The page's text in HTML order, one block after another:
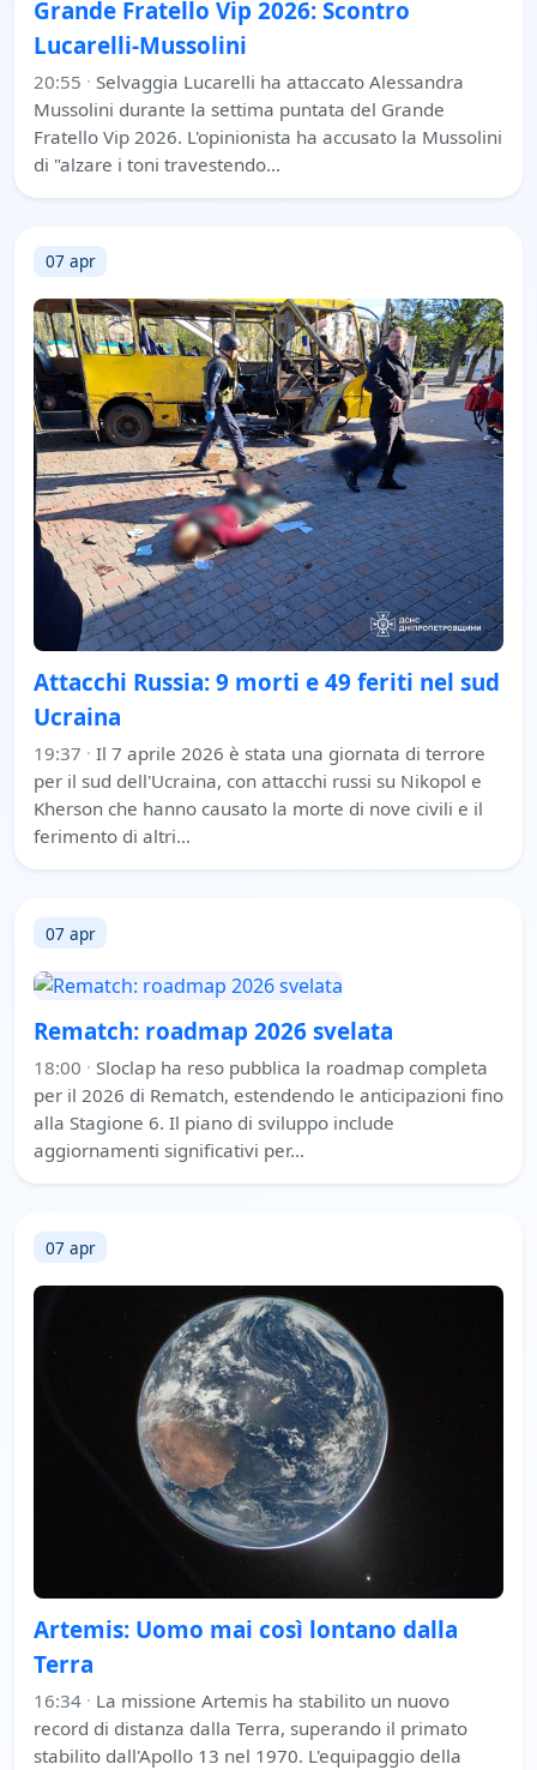
Grande Fratello Vip 2026: Scontro
Lucarelli-Mussolini
20:55 · Selvaggia Lucarelli ha attaccato Alessandra
Mussolini durante la settima puntata del Grande
Fratello Vip 2026. L'opinionista ha accusato la Mussolini
di "alzare i toni travestendo…
07 apr
Attacchi Russia: 9 morti e 49 feriti nel sud
Ucraina
19:37 · Il 7 aprile 2026 è stata una giornata di terrore
per il sud dell'Ucraina, con attacchi russi su Nikopol e
Kherson che hanno causato la morte di nove civili e il
ferimento di altri…
07 apr
Rematch: roadmap 2026 svelata
18:00 · Sloclap ha reso pubblica la roadmap completa
per il 2026 di Rematch, estendendo le anticipazioni fino
alla Stagione 6. Il piano di sviluppo include
aggiornamenti significativi per…
07 apr
Artemis: Uomo mai così lontano dalla
Terra
16:34 · La missione Artemis ha stabilito un nuovo
record di distanza dalla Terra, superando il primato
stabilito dall'Apollo 13 nel 1970. L'equipaggio della